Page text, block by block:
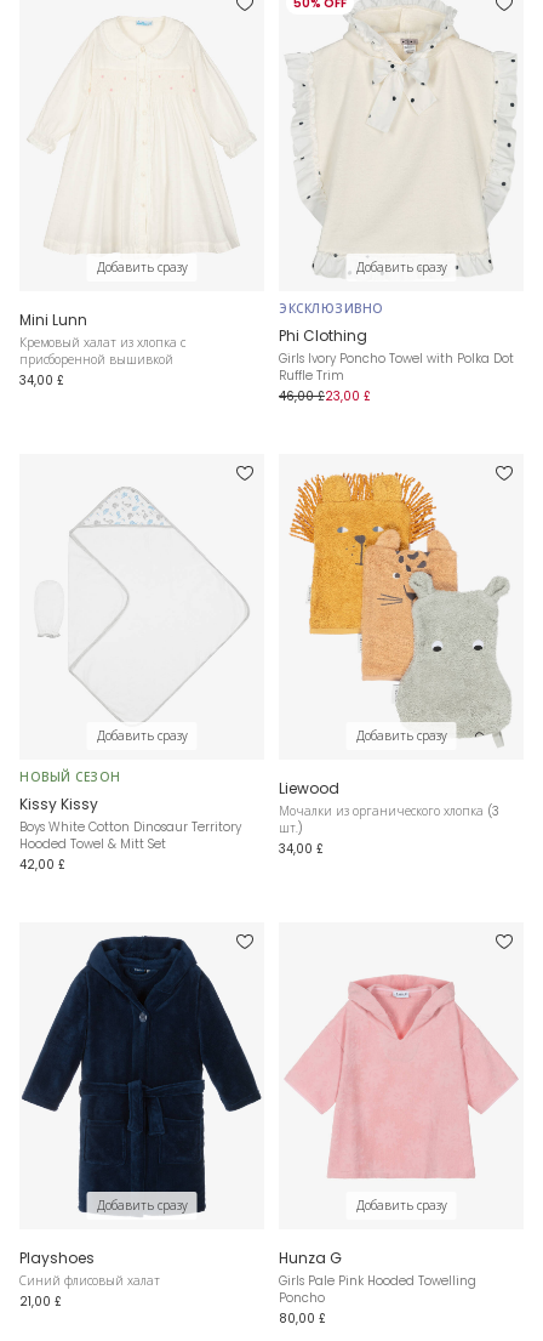
Добавить сразу
Mini Lunn
Кремовый халат из хлопка с
присборенной вышивкой
34,00 £
Добавить сразу
ЭКСКЛЮЗИВНО
Phi Clothing
Girls Ivory Poncho Towel with Polka Dot
Ruffle Trim
46,00 £23,00 £
Добавить сразу
НОВЫЙ СЕЗОН
Kissy Kissy
Boys White Cotton Dinosaur Territory
Hooded Towel & Mitt Set
42,00 £
Добавить сразу
Liewood
Мочалки из органического хлопка (3
шт.)
34,00 £
Добавить сразу
Playshoes
Синий флисовый халат
21,00 £
Добавить сразу
Hunza G
Girls Pale Pink Hooded Towelling
Poncho
80,00 £